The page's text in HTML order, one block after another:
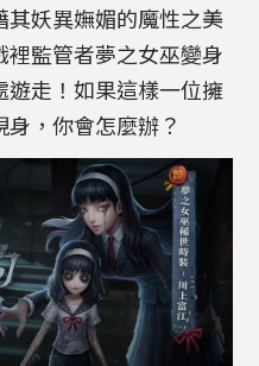
其妖異嫵媚的魔性之美
裡監管者夢之女巫變身
遊走！如果這樣一位擁
，你會怎麼辦？